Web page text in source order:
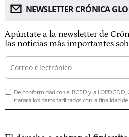
NEWSLETTER CRÓNICA
Apúntate a la newsletter de
las noticias más importantes
De conformidad con el RGPD y la LOPDGDD,
tratará los datos facilitados con la finalidad